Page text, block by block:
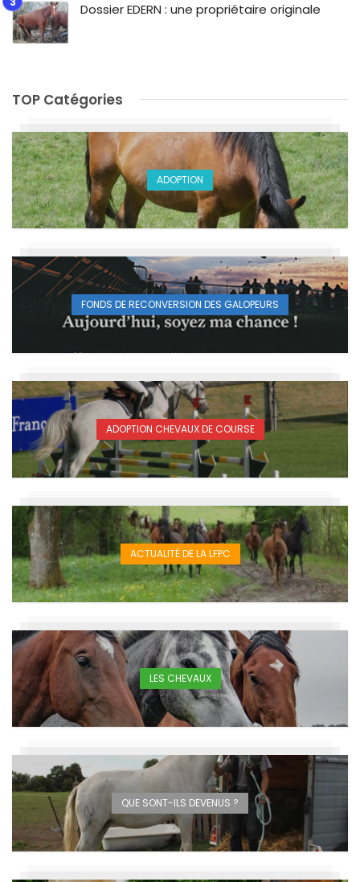
Dossier EDERN : une propriétaire originale
TOP Catégories
ADOPTION
FONDS DE RECONVERSION DES GALOPEURS
ADOPTION CHEVAUX DE COURSE
ACTUALITÉ DE LA LFPC
LES CHEVAUX
QUE SONT-ILS DEVENUS ?